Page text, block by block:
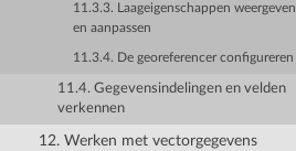
11.3.3. Laageigenschappen weergeven
en aanpassen
11.3.4. De georeferencer configureren
11.4. Gegevensindelingen en velden
verkennen
12. Werken met vectorgegevens